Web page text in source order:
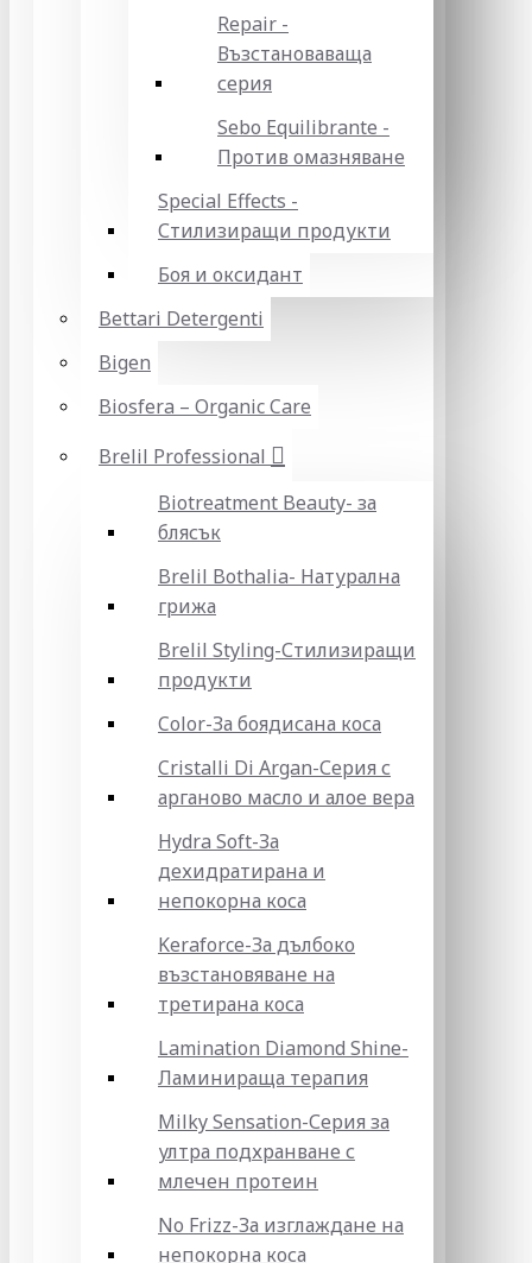
Repair -
Възстановаваща
серия
Sebo Equilibrante -
Против омазняване
Special Effects -
Стилизиращи продукти
Боя и оксидант
Bettari Detergenti
Bigen
Biosfera – Organic Care
Brelil Professional
Biotreatment Beauty- за
блясък
Brelil Bothalia- Натурална
грижа
Brelil Styling-Стилизиращи
продукти
Color-За боядисана коса
Cristalli Di Argan-Серия с
арганово масло и алое вера
Hydra Soft-За
дехидратирана и
непокорна коса
Keraforce-За дълбоко
възстановяване на
третирана коса
Lamination Diamond Shine-
Ламинираща терапия
Milky Sensation-Серия за
ултра подхранване с
млечен протеин
No Frizz-За изглаждане на
непокорна коса